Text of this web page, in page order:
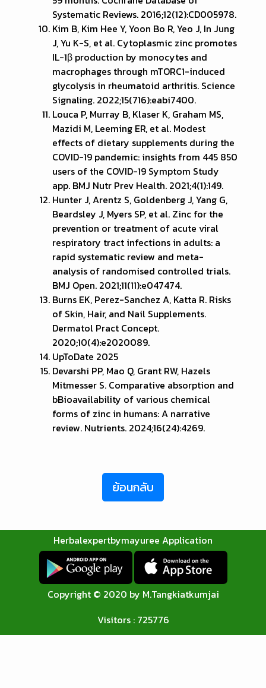
Systematic Reviews. 2016;12(12):CD005978.
Kim B, Kim Hee Y, Yoon Bo R, Yeo J, In Jung
J, Yu K-S, et al. Cytoplasmic zinc promotes
IL-1β production by monocytes and
macrophages through mTORC1-induced
glycolysis in rheumatoid arthritis. Science
Signaling. 2022;15(716):eabi7400.
Louca P, Murray B, Klaser K, Graham MS,
Mazidi M, Leeming ER, et al. Modest
effects of dietary supplements during the
COVID-19 pandemic: insights from 445 850
users of the COVID-19 Symptom Study
app. BMJ Nutr Prev Health. 2021;4(1):149.
Hunter J, Arentz S, Goldenberg J, Yang G,
Beardsley J, Myers SP, et al. Zinc for the
prevention or treatment of acute viral
respiratory tract infections in adults: a
rapid systematic review and meta-
analysis of randomised controlled trials.
BMJ Open. 2021;11(11):e047474.
Burns EK, Perez-Sanchez A, Katta R. Risks
of Skin, Hair, and Nail Supplements.
Dermatol Pract Concept.
2020;10(4):e2020089.
UpToDate 2025
Devarshi PP, Mao Q, Grant RW, Hazels
Mitmesser S. Comparative absorption and
bBioavailability of various chemical
forms of zinc in humans: A narrative
review. Nutrients. 2024;16(24):4269.
ย้อนกลับ
Herbalexpertbymayuree Application
Copyright © 2020 by M.Tangkiatkumjai
Visitors : 725776